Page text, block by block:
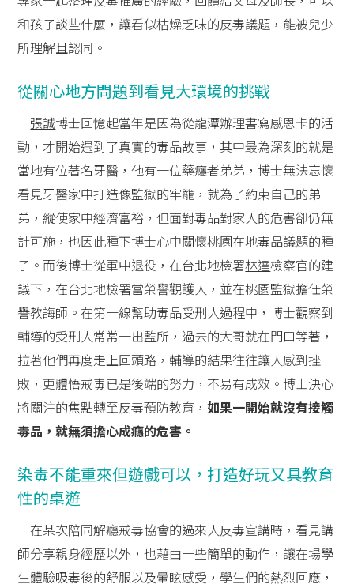
和孩子談些什麼，讓看似枯燥乏味的反毒議題，能被兒少
所理解且認同。
從關心地方問題到看見大環境的挑戰
張誠博士回憶起當年是因為從龍潭辦理書寫感恩卡的活
動，才開始遇到了真實的毒品故事，其中最為深刻的就是
當地有位著名牙醫，他有一位藥癮者弟弟，博士無法忘懷
看見牙醫家中打造像監獄的牢籠，就為了約束自己的弟
弟，縱使家中經濟富裕，但面對毒品對家人的危害卻仍無
計可施，也因此種下博士心中關懷桃園在地毒品議題的種
子。而後博士從軍中退役，在台北地檢署林達檢察官的建
議下，在台北地檢署當榮譽觀護人，並在桃園監獄擔任榮
譽教誨師。在第一線幫助毒品受刑人過程中，博士觀察到
輔導的受刑人常常一出監所，過去的大哥就在門口等著，
拉著他們再度走上回頭路，輔導的結果往往讓人感到挫
敗，更體悟戒毒已是後端的努力，不易有成效。博士決心
將關注的焦點轉至反毒預防教育，如果一開始就沒有接觸
毒品，就無須擔心成癮的危害。
染毒不能重來但遊戲可以，打造好玩又具教育
性的桌遊
在某次陪同解癮戒毒協會的過來人反毒宣講時，看見講
師分享親身經歷以外，也藉由一些簡單的動作，讓在場學
生體驗吸毒後的舒服以及暈眩感受，學生們的熱烈回應，